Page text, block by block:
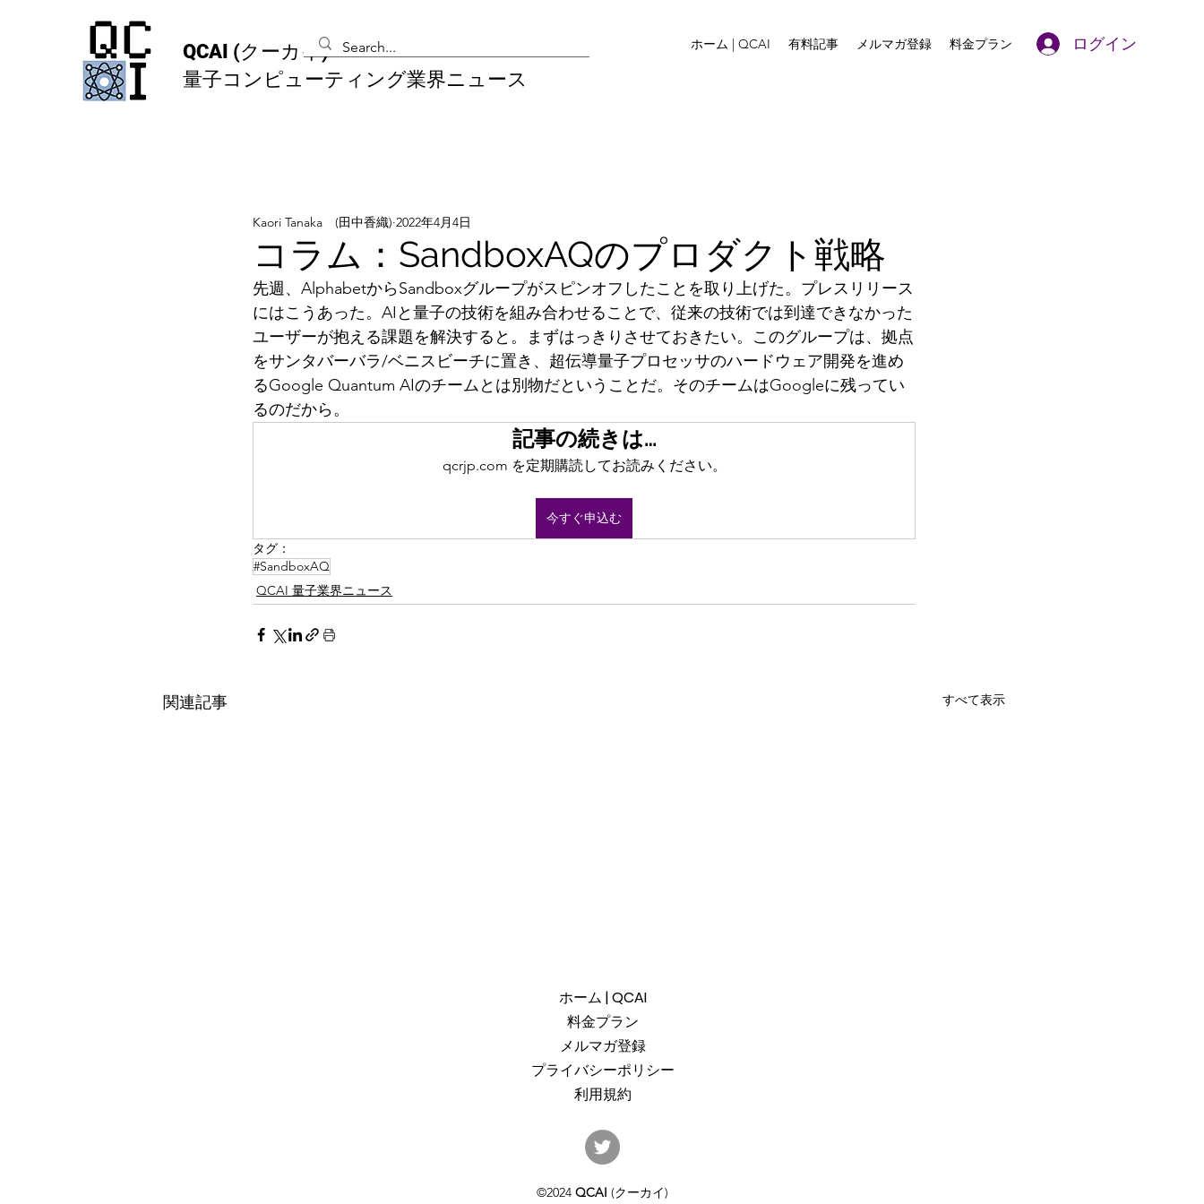
QCAI (クーカイ)
量子コンピューティング業界ニュース
ホーム | QCAI 有料記事 メルマガ登録 料金プラン ログイン
コラム：SandboxAQのプロダクト戦略
Kaori Tanaka (田中香織) 2022年4月4日
先週、AlphabetからSandboxグループがスピンオフしたことを取り上げた。プレスリリース
にはこうあった。AIと量子の技術を組み合わせることで、従来の技術では到達できなかった
ユーザーが抱える課題を解決すると。まずはっきりさせておきたい。このグループは、拠点
をサンタバーバラ/ベニスビーチに置き、超伝導量子プロセッサのハードウェア開発を進め
るGoogle Quantum AIのチームとは別物だということだ。そのチームはGoogleに残ってい
るのだから。
記事の続きは…
qcrjp.com を定期購読してお読みください。
今すぐ申込む
タグ：
#SandboxAQ
QCAI 量子業界ニュース
関連記事 すべて表示
産総研のG-QuATに冷却原子
(中性原子)方式の米国QuEra社
億円（4,100万米ドル）。設置
ホーム | QCAI
料金プラン
メルマガ登録
プライバシーポリシー
利用規約
©2024 QCAI (クーカイ)